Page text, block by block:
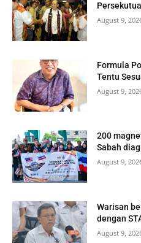
August 9,
Formula
Tentu
August 9,
200
Sabah
August 9,
Warisan
dengan
August 9,